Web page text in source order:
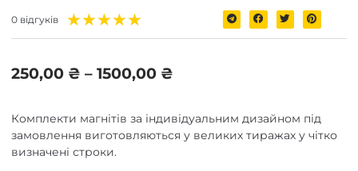
0 відгуків ★★★★★
250,00 ₴ – 1500,00 ₴
Комплекти магнітів за індивідуальним дизайном під
замовлення виготовляються у великих тиражах у чітко
визначені строки.